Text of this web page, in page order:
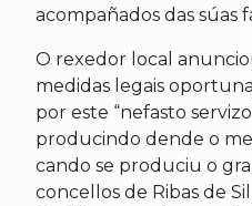
acompañados das súas
O rexedor local
medidas legais
por este “nefasto
producindo dende o
cando se produciu o
concellos de Ribas de